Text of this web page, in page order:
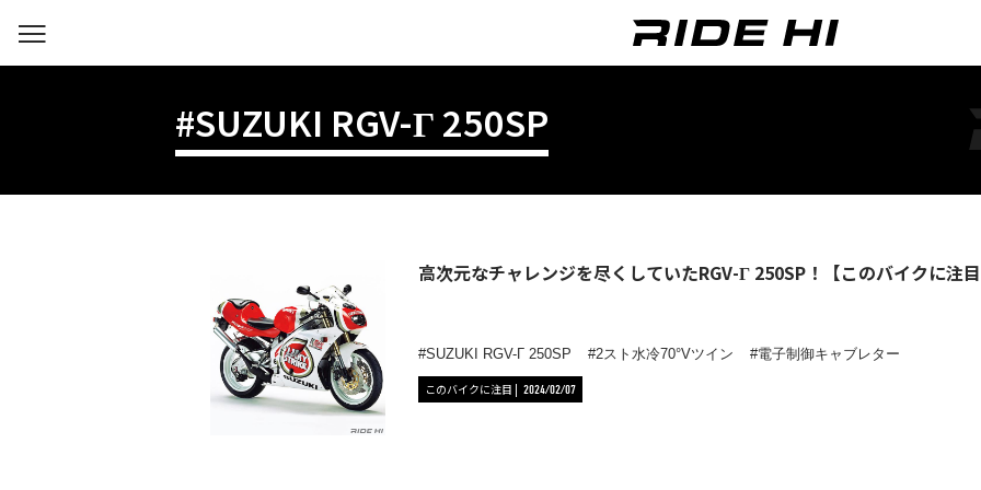
#SUZUKI RGV-Γ 250SP
高次元なチャレンジを尽くしていたRGV-Γ 250SP！【このバイクに注
SUZUKI RGV-Γ 250SP 2スト水冷70°Vツイン 電子制御キャブレター
このバイクに注目 2024/02/07